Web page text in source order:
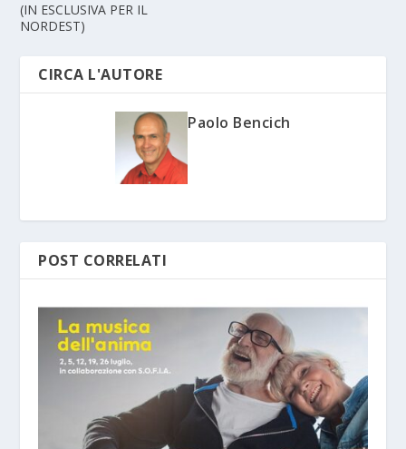
(IN ESCLUSIVA PER IL
NORDEST)
CIRCA L'AUTORE
Paolo Bencich
POST CORRELATI